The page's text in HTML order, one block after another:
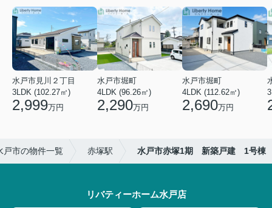
水戸市見川２丁目
3LDK (102.27㎡)
2,999万円
水戸市堀町
4LDK (96.26㎡)
2,290万円
水戸市堀町
4LDK (112.62㎡)
2,690万円
戸市の物件一覧 赤塚駅 水戸市赤塚1期 新築戸建 1号棟
リバティーホーム水戸店